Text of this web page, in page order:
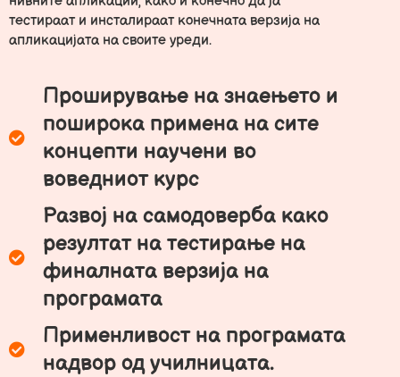
тестираат и инсталираат конечната верзија на
апликацијата на своите уреди.
Проширување на знаењето и
поширока примена на сите
концепти научени во
воведниот курс
Развој на самодоверба како
резултат на тестирање на
финалната верзија на
програмата
Применливост на програмата
надвор од училницата.